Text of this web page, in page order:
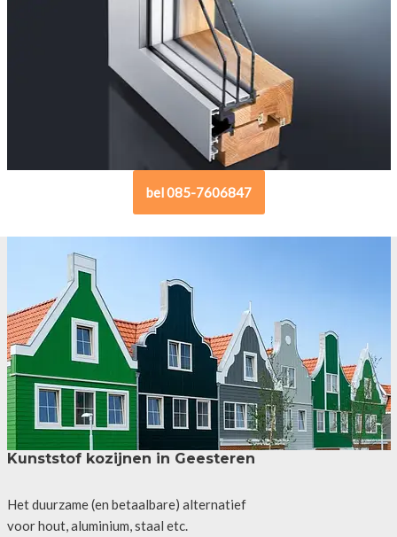
bel 085-7606847
Kunststof kozijnen in Geesteren
Het duurzame (en betaalbare) alternatief
voor hout, aluminium, staal etc.